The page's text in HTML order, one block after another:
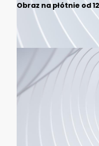
Obraz na płótnie od